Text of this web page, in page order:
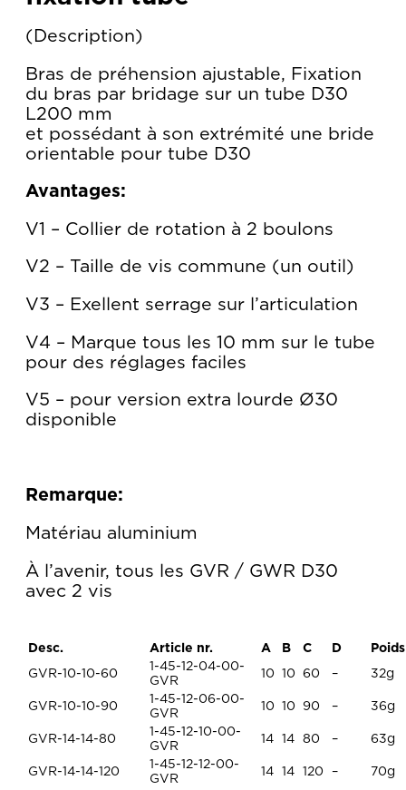
Description
Bras de préhension ajustable, Fixation
du bras par bridage sur un tube D30
L200 mm
et possédant à son extrémité une bride
orientable pour tube D30
Avantages:
V1 – Collier de rotation à 2 boulons
V2 – Taille de vis commune (un outil)
V3 – Exellent serrage sur l’articulation
V4 – Marque tous les 10 mm sur le tube
pour des réglages faciles
V5 – pour version extra lourde Ø30
disponible
Remarque:
Matériau aluminium
À l’avenir, tous les GVR / GWR D30
avec 2 vis
Desc. Article nr. A B C D
Poids
GVR-10-10-60
1-45-12-04-00-
GVR
10 10 60 – 32g
GVR-10-10-90
1-45-12-06-00-
GVR
10 10 90 – 36g
GVR-14-14-80
1-45-12-10-00-
GVR
14 14 80 – 63g
GVR-14-14-120
1-45-12-12-00-
GVR
14 14 120 – 70g